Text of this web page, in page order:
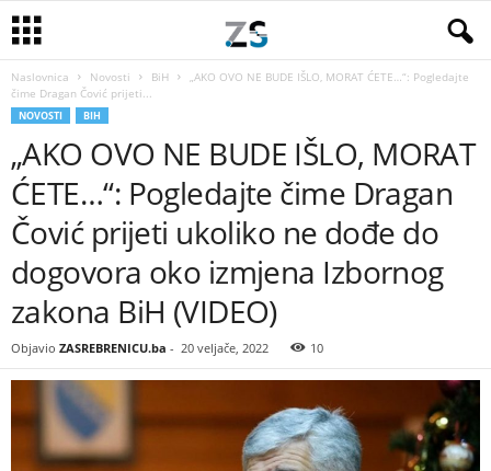
Naslovnica Novosti BiH
„AKO OVO NE BUDE IŠLO, MORAT ĆETE…“: Pogledajte
čime Dragan Čović prijeti...
NOVOSTI BIH
„AKO OVO NE BUDE IŠLO, MORAT
ĆETE…“: Pogledajte čime Dragan
Čović prijeti ukoliko ne dođe do
dogovora oko izmjena Izbornog
zakona BiH (VIDEO)
Objavio ZASREBRENICU.ba - 20 veljače, 2022 10